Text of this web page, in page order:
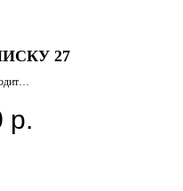
27
надписью
надписью
р.